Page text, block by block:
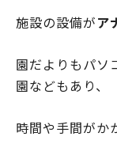
施設の設備がア
園だよりもパソ
園などもあり、
時間や手間がか